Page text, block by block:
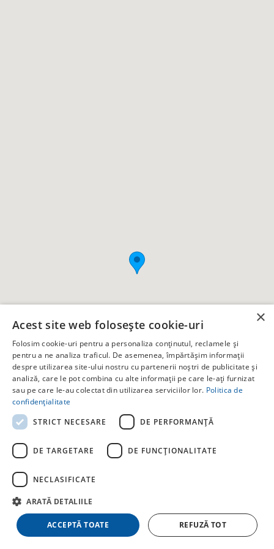
Hotel H by Hambar
58 locuri · 28 camere · 28 băi
Începând de la 323 RON
×
Acest site web folosește cookie-uri
Folosim cookie-uri pentru a personaliza conținutul, reclamele și
pentru a ne analiza traficul. De asemenea, împărtășim informații
despre utilizarea site-ului nostru cu partenerii noștri de publicitate și
analiză, care le pot combina cu alte informații pe care le-ați furnizat
sau pe care le-au colectat din utilizarea serviciilor lor. Politica de
confidențialitate
STRICT NECESARE
DE PERFORMANȚĂ
DE TARGETARE DE FUNCŢIONALITATE
NECLASIFICATE
ARATĂ DETALIILE
ACCEPTĂ TOATE REFUZĂ TOT